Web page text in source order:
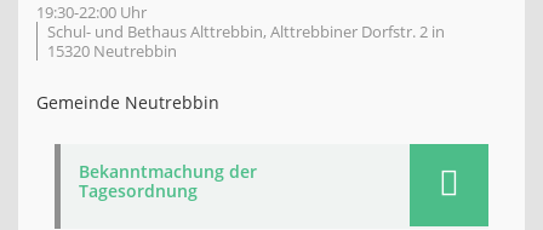
19:30-22:00 Uhr
Schul- und Bethaus Alttrebbin, Alttrebbiner Dorfstr. 2 in
15320 Neutrebbin
Gemeinde Neutrebbin
Bekanntmachung der
Tagesordnung